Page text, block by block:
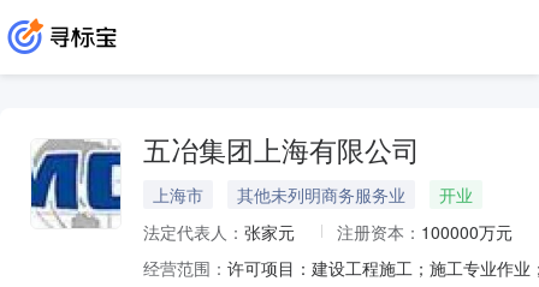
五冶集团上海有限公司
上海市 其他未列明商务服务业
开业
法定代表人： 张家元 注册资本： 100000万元
经营范围：